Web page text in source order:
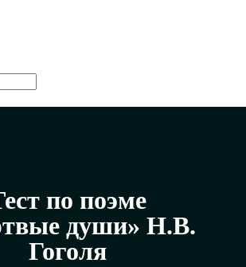
по поэме
души» Н.В.
Гоголя